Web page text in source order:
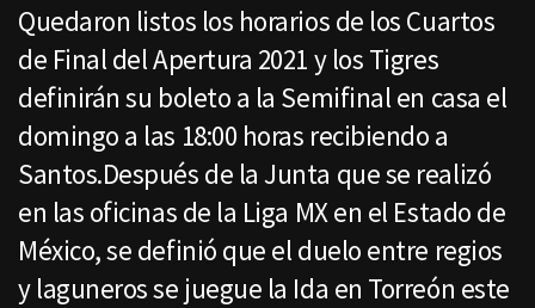
Quedaron listos los horarios de los Cuartos
de Final del Apertura 2021 y los Tigres
definirán su boleto a la Semifinal en casa el
domingo a las 18:00 horas recibiendo a
Santos.Después de la Junta que se realizó
en las oficinas de la Liga MX en el Estado de
México, se definió que el duelo entre regios
y laguneros se juegue la Ida en Torreón este